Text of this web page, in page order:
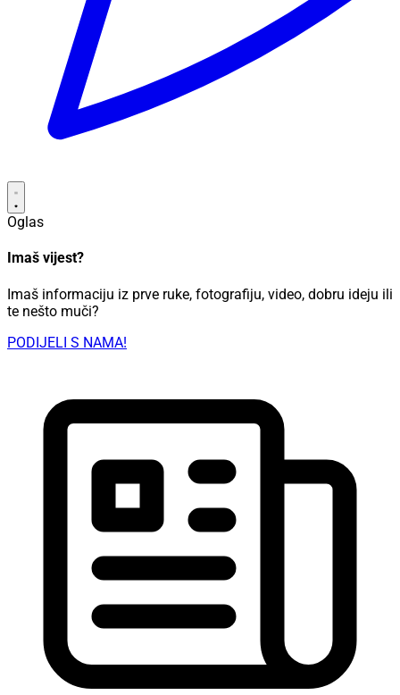
Oglas
Imaš vijest?
Imaš informaciju iz prve ruke, fotografiju, video, dobru ideju ili
te nešto muči?
PODIJELI S NAMA!